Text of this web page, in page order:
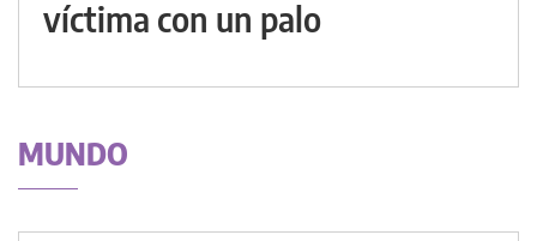
víctima con un palo
MUNDO